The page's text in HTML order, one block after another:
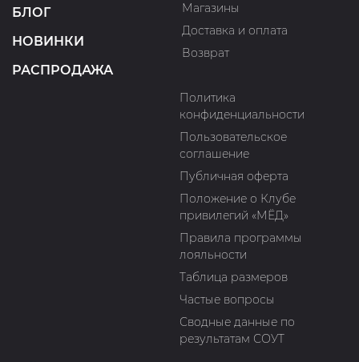
БЛОГ
НОВИНКИ
РАСПРОДАЖА
Магазины
Доставка и оплата
Возврат
Политика
конфиденциальности
Пользовательское
соглашение
Публичная оферта
Положение о Клубе
привилегий «МЁД»
Правила программы
лояльности
Таблица размеров
Частые вопросы
Сводные данные по
результатам СОУТ